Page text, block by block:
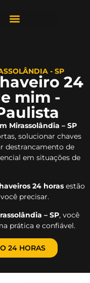
- SP
24
mim -
Mirassolândia – SP
solucionar chaves
destrancamento de
em situações de
24 horasestão
precisar.
– SP, você
prática e confiável.
24 HORAS